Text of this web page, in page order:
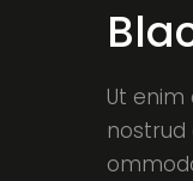
Ut enim
nostrud